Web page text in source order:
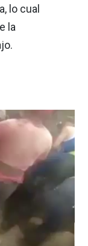
lo cual
la